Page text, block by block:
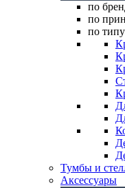
по
по
по типу
Тумбы и
Аксессуары